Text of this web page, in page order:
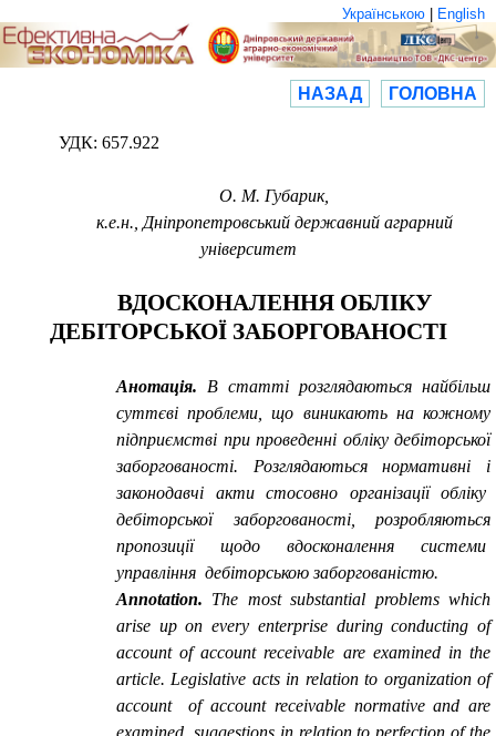
Українською English
НАЗАД ГОЛОВНА
УДК: 657.922
О. М. Губарик,
к.е.н., Дніпропетровський державний аграрний
університет
ВДОСКОНАЛЕННЯ ОБЛІКУ
ДЕБІТОРСЬКОЇ ЗАБОРГОВАНОСТІ
Анотація. В статті розглядаються найбільш
суттєві проблеми, що виникають на кожному
підприємстві при прове­денні обліку дебіторської
заборгованості. Розглядаються нормативні і
законодавчі акти стосовно організа­ції обліку
дебіторської заборгованості, розробляються
пропозиції щодо вдосконалення системи
управління дебіторською заборгованістю.
Annotation. The most substantial problems which
arise up on every enterprise during conducting of
account of account receivable are examined in the
article. Legislative acts in relation to organization of
account of account receivable normative and are
examined, suggestions in relation to perfection of the